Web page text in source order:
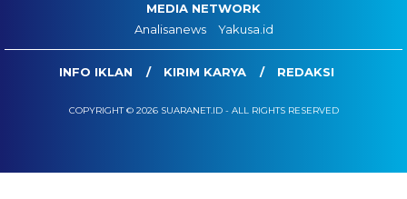
MEDIA NETWORK
Analisanews
Yakusa.id
INFO IKLAN KIRIM KARYA REDAKSI
COPYRIGHT © 2026 SUARANET.ID - ALL RIGHTS RESERVED